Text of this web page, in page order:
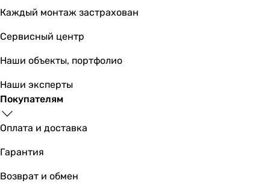
23 460грн
Каждый монтаж застрахован
Сервисный центр
Наши объекты, портфолио
Наши эксперты
Покупателям
Оплата и доставка
Гарантия
Возврат и обмен